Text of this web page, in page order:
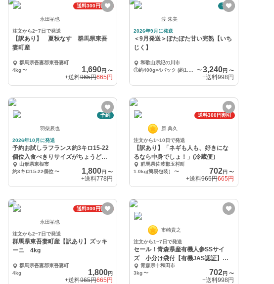
送料300円割引
永田祐也
注文から2~7日で発送
【訳あり】 夏秋なす 群馬県東吾
妻町産
群馬県吾妻郡東吾妻町
4kg 〜 1,690円〜
+送料965円665円
予約
渡 朱美
2026年9月に発送
＜9月発送＞ぽたぽた甘い完熟【いち
じく】
和歌山県紀の川市
〜3,240円 〜
+送料998円
予約
羽柴辰也
2026年10月に発送
予約お試しラフランス約3キロ15-22
個位入食べきりサイズがちょうど良
い❗️山形県東根市
約3キロ15-22個位 〜 1,800円〜
+送料778円
送料300円割引
原 典久
注文から1~10日で発送
【訳あり】「ネギも人も、好きにな
るなら中身でしょ！」(冷蔵便）
群馬県佐波郡玉村町
1.0kg(簡易包装）
〜 702円 〜
+送料965円665円
送料300円割引
永田祐也
注文から2~7日で発送
群馬県東吾妻町産【訳あり】ズッキ
ーニ 4kg
群馬県吾妻郡東吾妻町
4kg
1,800円
+送料965円665円
市崎貴之
注文から1~7日で発送
セール！青森県産有機人参SSサイ
ズ 小分け袋付【有機JAS認証】
【自然農法認証】
青森県十和田市
3kg〜 702円 〜
+送料998円